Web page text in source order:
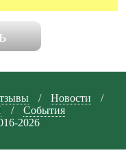
/ Новости
/
/
События
2026